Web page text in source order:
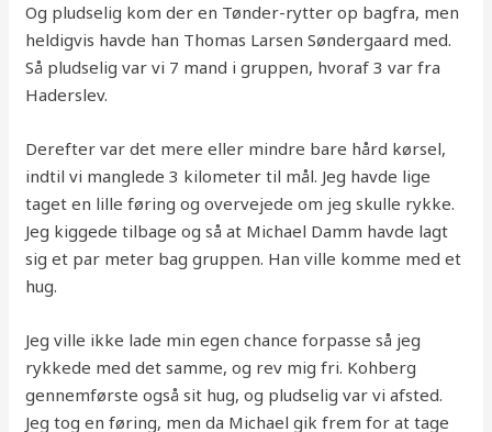
Og pludselig kom der en Tønder-rytter op bagfra, men
heldigvis havde han Thomas Larsen Søndergaard med.
Så pludselig var vi 7 mand i gruppen, hvoraf 3 var fra
Haderslev.
Derefter var det mere eller mindre bare hård kørsel,
indtil vi manglede 3 kilometer til mål. Jeg havde lige
taget en lille føring og overvejede om jeg skulle rykke.
Jeg kiggede tilbage og så at Michael Damm havde lagt
sig et par meter bag gruppen. Han ville komme med et
hug.
Jeg ville ikke lade min egen chance forpasse så jeg
rykkede med det samme, og rev mig fri. Kohberg
gennemførste også sit hug, og pludselig var vi afsted.
Jeg tog en føring, men da Michael gik frem for at tage